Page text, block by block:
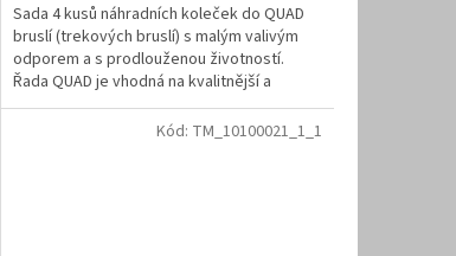
Sada 4 kusů náhradních koleček do QUAD
bruslí (trekových bruslí) s malým valivým
odporem a s prodlouženou životností.
Řada QUAD je vhodná na kvalitnější a
jemnější povrchy.
Kód: TM_10100021_1_1